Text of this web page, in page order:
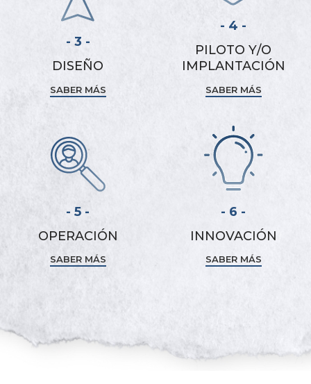
- 3 -
DISEÑO
SABER MÁS
- 4 -
PILOTO Y/O
IMPLANTACIÓN
SABER MÁS
- 5 -
OPERACIÓN
SABER MÁS
- 6 -
INNOVACIÓN
SABER MÁS